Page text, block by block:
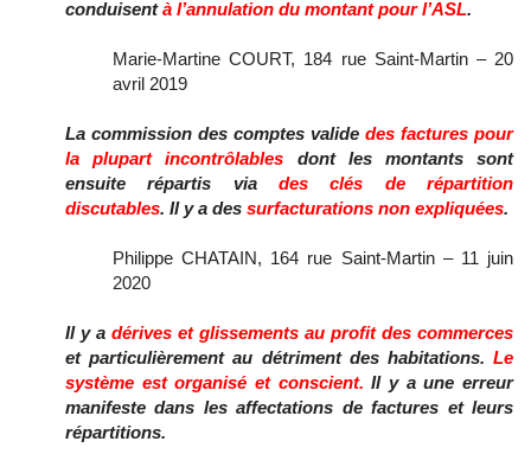
conduisentà l’annulation du montant pour l’ASL.
Marie-Martine COURT, 184 rue Saint-Martin – 20
avril 2019
La commission des comptes valide des factures pour
la plupart incontrôlables dont les montants sont
ensuite répartis via des clés de répartition
discutables. Il y a des surfacturations non expliquées.
Philippe CHATAIN, 164 rue Saint-Martin – 11 juin
2020
Il y a dérives et glissements au profit des commerces
et particulièrement au détriment des habitations. Le
système est organisé et conscient. Il y a une erreur
manifeste dans les affectations de factures et leurs
répartitions.